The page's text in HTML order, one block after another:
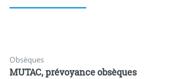
Obsèques
MUTAC, prévoyance obsèques